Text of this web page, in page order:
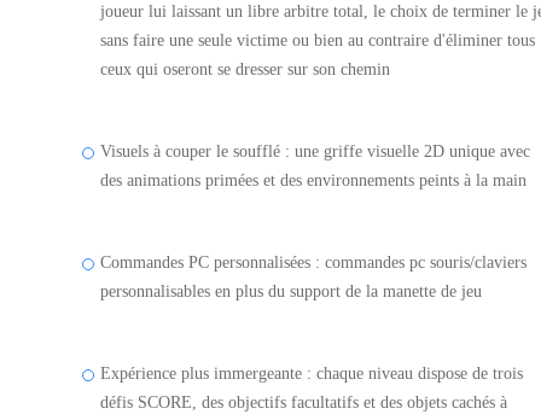
joueur lui laissant un libre arbitre total, le choix de terminer le
sans faire une seule victime ou bien au contraire d'éliminer tous
ceux qui oseront se dresser sur son chemin
Visuels à couper le soufflé : une griffe visuelle 2D unique avec
des animations primées et des environnements peints à la main
Commandes PC personnalisées : commandes pc souris/claviers
personnalisables en plus du support de la manette de jeu
Expérience plus immergeante : chaque niveau dispose de trois
défis SCORE, des objectifs facultatifs et des objets cachés à